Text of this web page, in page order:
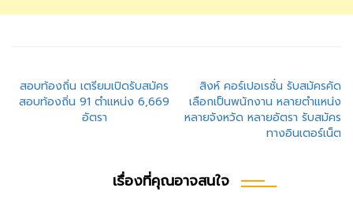
แนะแนว
เรื่อง
สอบท้องถิ่น เตรียมเปิดรับสมัคร
สอบท้องถิ่น 91 ตำแหน่ง 6,669
อัตรา
สิงห์ คอร์เปอเรชั่น รับสมัครคัด
เลือกเป็นพนักงาน หลายตำแหน่ง
หลายจังหวัด หลายอัตรา รับสมัคร
ทางอินเตอร์เน็ต
เรื่องที่คุณอาจสนใจ